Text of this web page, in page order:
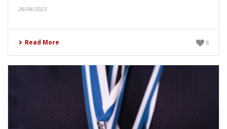
26/04/2023
Read More 6